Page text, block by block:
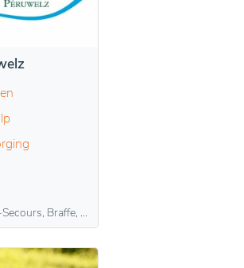
Péruwelz, Roucourt, Wasmes-Audemez-Briffoeil, Wiers